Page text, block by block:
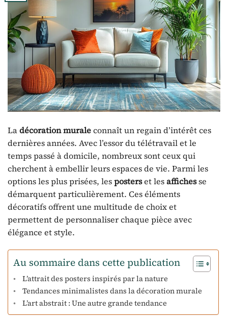
Ladécoration muraleconnaît un regain d’intérêt ces
dernières années. Avec l’essor du télétravail et le
temps passé à domicile, nombreux sont ceux qui
cherchent à embellir leurs espaces de vie. Parmi les
options les plus prisées, lesposterset lesaffichesse
démarquent particulièrement. Ces éléments
décoratifs offrent une multitude de choix et
permettent de personnaliser chaque pièce avec
élégance et style.
Au sommaire dans cette publication
L’attrait des posters inspirés par la nature
Tendances minimalistes dans la décoration murale
L’art abstrait : Une autre grande tendance